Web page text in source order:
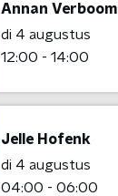
Annan Verboom
di 4 augustus
12:00 - 14:00
Jelle Hofenk
di 4 augustus
04:00 - 06:00